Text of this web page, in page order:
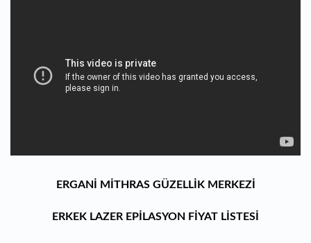
ERGANİ MİTHRAS GÜZELLİK MERKEZİ
ERKEK LAZER EPİLASYON FİYAT LİSTESİ